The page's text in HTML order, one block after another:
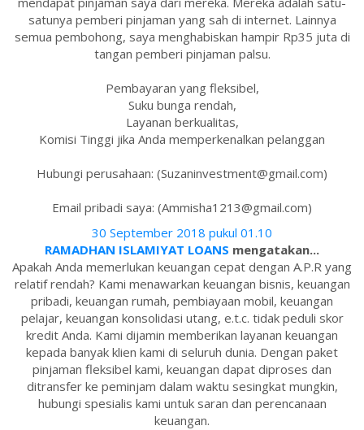
satunya pemberi pinjaman yang sah di internet. Lainnya
semua pembohong, saya menghabiskan hampir Rp35 juta di
tangan pemberi pinjaman palsu.
Pembayaran yang fleksibel,
Suku bunga rendah,
Layanan berkualitas,
Komisi Tinggi jika Anda memperkenalkan pelanggan
Hubungi perusahaan: (Suzaninvestment@gmail.com)
Email pribadi saya: (Ammisha1213@gmail.com)
30 September 2018 pukul 01.10
RAMADHAN ISLAMIYAT LOANS mengatakan...
Apakah Anda memerlukan keuangan cepat dengan A.P.R yang
relatif rendah? Kami menawarkan keuangan bisnis, keuangan
pribadi, keuangan rumah, pembiayaan mobil, keuangan
pelajar, keuangan konsolidasi utang, e.t.c. tidak peduli skor
kredit Anda. Kami dijamin memberikan layanan keuangan
kepada banyak klien kami di seluruh dunia. Dengan paket
pinjaman fleksibel kami, keuangan dapat diproses dan
ditransfer ke peminjam dalam waktu sesingkat mungkin,
hubungi spesialis kami untuk saran dan perencanaan
keuangan.